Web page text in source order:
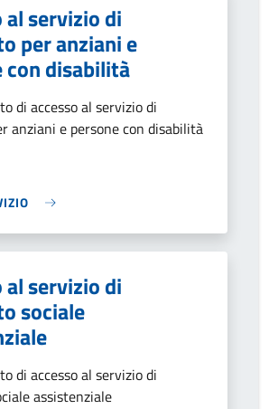
al servizio di
per anziani e
con disabilità
di accesso al servizio di
anziani e persone con disabilità
al servizio di
sociale
di accesso al servizio di
assistenziale